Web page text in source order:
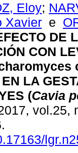
Eloy;
Xavier e
DE
CON
LA
(Cavia
vol.25,